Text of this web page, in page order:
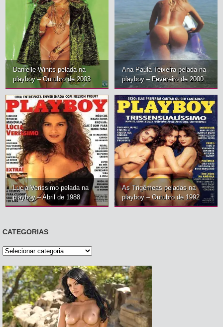
Danielle Winits pelada na
playboy – Outubro de 2003
Ana Paula Teixeira pelada na
playboy – Fevereiro de 2000
Lucia Verissimo pelada na
playboy – Abril de 1988
As Trigêmeas peladas na
playboy – Outubro de 1992
CATEGORIAS
Categorias